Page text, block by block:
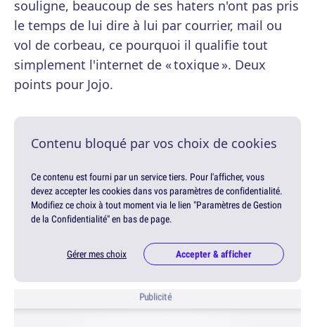
souligne, beaucoup de ses haters n'ont pas pris
le temps de lui dire à lui par courrier, mail ou
vol de corbeau, ce pourquoi il qualifie tout
simplement l'internet de « toxique ». Deux
points pour Jojo.
Contenu bloqué par vos choix de cookies
Ce contenu est fourni par un service tiers. Pour l'afficher, vous
devez accepter les cookies dans vos paramètres de confidentialité.
Modifiez ce choix à tout moment via le lien "Paramètres de Gestion
de la Confidentialité" en bas de page.
Gérer mes choix Accepter & afficher
Publicité